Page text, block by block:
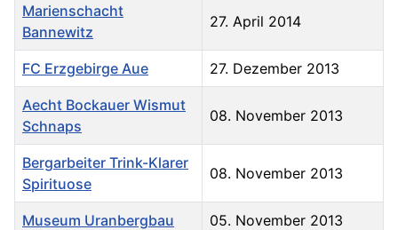
Marienschacht
Bannewitz
27. April 2014
FC Erzgebirge Aue 27. Dezember 2013
Aecht Bockauer Wismut
Schnaps
08. November 2013
Bergarbeiter Trink-Klarer
Spirituose
08. November 2013
Museum Uranbergbau 05. November 2013